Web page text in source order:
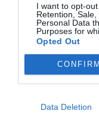
I want to opt-
Retention,
Personal Data
Purposes for
Opted Out
CONFIRM
Data Deletion